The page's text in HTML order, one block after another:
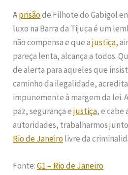
Aprisãode Filhote do Gabigol
luxo na Barra da Tijuca é um
não compensa e que ajustiça,
pareça lenta, alcança a todos.
de alerta para aqueles que
caminho da ilegalidade,
impunemente à margem da lei.
paz, segurança ejustiça, e cabe
autoridades, trabalharmos
Rio de Janeirolivre da
Fonte:G1 – Rio de Janeiro